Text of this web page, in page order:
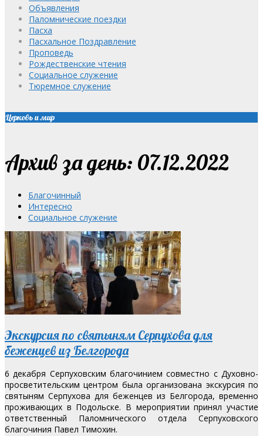
Объявления
Паломнические поездки
Пасха
Пасхальное Поздравление
Проповедь
Рождественские чтения
Социальное служение
Тюремное служение
Церковь и мир
Архив за день: 07.12.2022
Благочинный
Интересно
Социальное служение
Экскурсия по святыням Серпухова для
беженцев из Белгорода
6 декабря Серпуховским благочинием совместно с Духовно-
просветительским центром была организована экскурсия по
святыням Серпухова для беженцев из Белгорода, временно
проживающих в Подольске. В мероприятии принял участие
ответственный Паломнического отдела Серпуховского
благочиния Павел Тимохин.